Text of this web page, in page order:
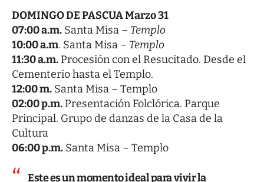
DOMINGO DE PASCUA Marzo 31
07:00 a.m. Santa Misa – Templo
10:00 a.m. Santa Misa – Templo
11:30 a.m. Procesión con el Resucitado. Desde el
Cementerio hasta el Templo.
12:00 m. Santa Misa – Templo
02:00 p.m. Presentación Folclórica. Parque
Principal. Grupo de danzas de la Casa de la
Cultura
06:00 p.m. Santa Misa – Templo
Este es un momento ideal para vivir la